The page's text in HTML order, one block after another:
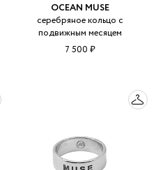
OCEAN MUSE
серебряное кольцо с
подвижным месяцем
7 500 ₽